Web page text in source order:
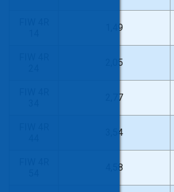
1,49
2,05
2,77
3,54
4,58